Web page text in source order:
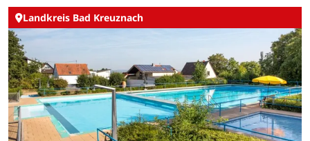
Landkreis Bad Kreuznach